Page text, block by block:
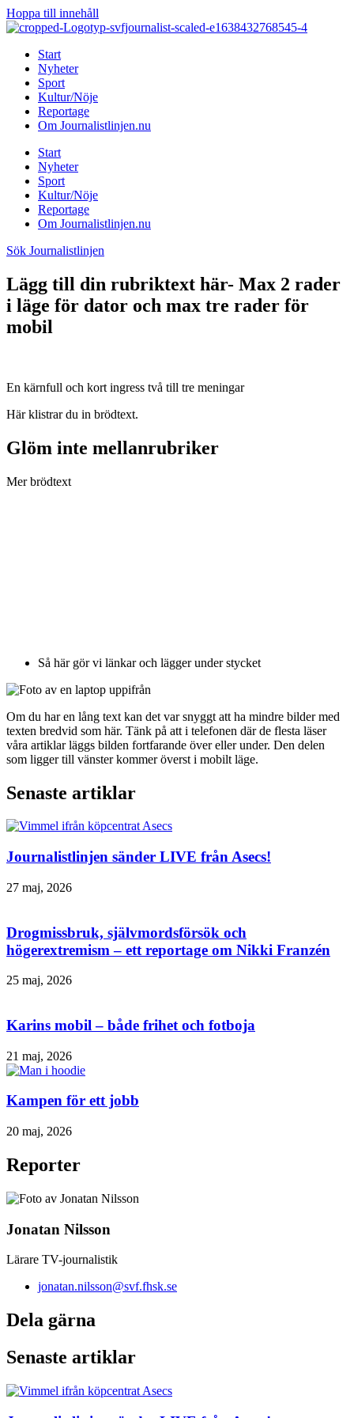
Hoppa till innehåll
Start
Nyheter
Sport
Kultur/Nöje
Reportage
Om Journalistlinjen.nu
Start
Nyheter
Sport
Kultur/Nöje
Reportage
Om Journalistlinjen.nu
Sök Journalistlinjen
Lägg till din rubriktext här- Max 2 rader
i läge för dator och max tre rader för
mobil
En kärnfull och kort ingress två till tre meningar
Här klistrar du in brödtext.
Glöm inte mellanrubriker
Mer brödtext
Så här gör vi länkar och lägger under stycket
Om du har en lång text kan det var snyggt att ha mindre bilder med
texten bredvid som här. Tänk på att i telefonen där de flesta läser
våra artiklar läggs bilden fortfarande över eller under. Den delen
som ligger till vänster kommer överst i mobilt läge.
Senaste artiklar
Journalistlinjen sänder LIVE från Asecs!
27 maj, 2026
Drogmissbruk, självmordsförsök och
högerextremism – ett reportage om Nikki Franzén
25 maj, 2026
Karins mobil – både frihet och fotboja
21 maj, 2026
Kampen för ett jobb
20 maj, 2026
Reporter
Jonatan Nilsson
Lärare TV-journalistik
jonatan.nilsson@svf.fhsk.se
Dela gärna
Senaste artiklar